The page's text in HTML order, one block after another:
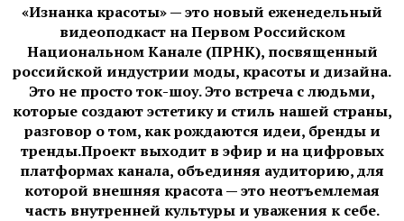
«Изнанка красоты» — это новый еженедельный
видеоподкаст на Первом Российском
Национальном Канале (ПРНК), посвященный
российской индустрии моды, красоты и дизайна.
Это не просто ток-шоу. Это встреча с людьми,
которые создают эстетику и стиль нашей страны,
разговор о том, как рождаются идеи, бренды и
тренды.Проект выходит в эфир и на цифровых
платформах канала, объединяя аудиторию, для
которой внешняя красота — это неотъемлемая
часть внутренней культуры и уважения к себе.